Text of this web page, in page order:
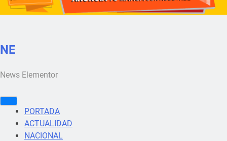
NE
News Elementor
PORTADA
ACTUALIDAD
NACIONAL